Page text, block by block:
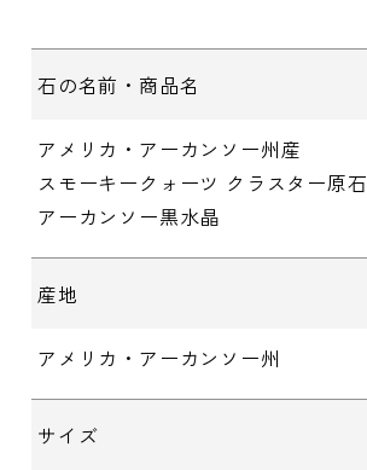
石の名前・商品名
アメリカ・アーカンソー州産
スモーキークォーツ クラスター原石
アーカンソー黒水晶
産地
アメリカ・アーカンソー州
サイズ